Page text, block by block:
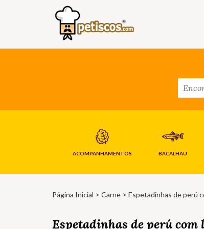
ACOMPANHAMENTOS BACALHAU
Página Inicial > Carne > Espetadinhas de perú
Espetadinhas de perú com